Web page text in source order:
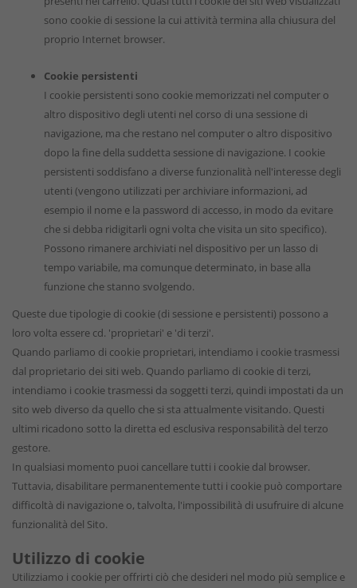
sono cookie di sessione la cui attività termina alla chiusura del
proprio Internet browser.
Cookie persistenti
I cookie persistenti sono cookie memorizzati nel computer o
altro dispositivo degli utenti nel corso di una sessione di
navigazione, ma che restano nel computer o altro dispositivo
dopo la fine della suddetta sessione di navigazione. I cookie
persistenti soddisfano a diverse funzionalità nell'interesse degli
utenti (vengono utilizzati per archiviare informazioni, ad
esempio il nome e la password di accesso, in modo da evitare
che si debba ridigitarli ogni volta che visita un sito specifico).
Possono rimanere archiviati nel dispositivo per un lasso di
tempo variabile, ma comunque determinato, in base alla
funzione che stanno svolgendo.
Queste due tipologie di cookie (di sessione e persistenti) possono a
loro volta essere cd. 'proprietari' e 'di terzi'.
Quando parliamo di cookie proprietari, intendiamo i cookie trasmessi
dal proprietario dei siti web. Quando parliamo di cookie di terzi,
intendiamo i cookie trasmessi da soggetti terzi, quindi impostati da un
sito web diverso da quello che si sta attualmente visitando. Questi
ultimi ricadono sotto la diretta ed esclusiva responsabilità del terzo
gestore.
In qualsiasi momento puoi cancellare tutti i cookie dal browser.
Tuttavia, disabilitare permanentemente tutti i cookie può comportare
difficoltà di navigazione o, talvolta, l'impossibilità di usufruire di alcune
funzionalità del Sito.
Utilizzo di cookie
Utilizziamo i cookie per offrirti ciò che desideri nel modo più semplice e